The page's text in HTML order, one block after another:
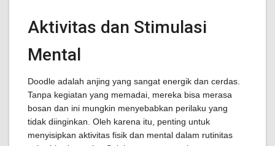
Aktivitas dan Stimulasi
Mental
Doodle adalah anjing yang sangat energik dan cerdas.
Tanpa kegiatan yang memadai, mereka bisa merasa
bosan dan ini mungkin menyebabkan perilaku yang
tidak diinginkan. Oleh karena itu, penting untuk
menyisipkan aktivitas fisik dan mental dalam rutinitas